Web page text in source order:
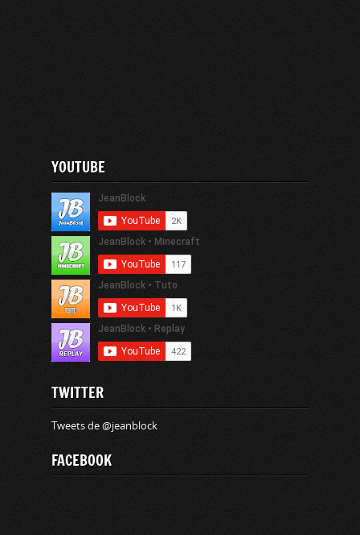
YOUTUBE
TWITTER
Tweets de @jeanblock
FACEBOOK